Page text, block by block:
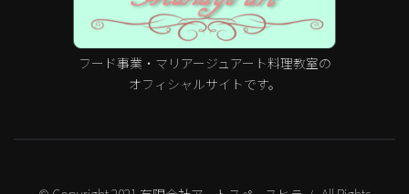
フード事業・マリアージュアート料理教室の
オフィシャルサイトです。